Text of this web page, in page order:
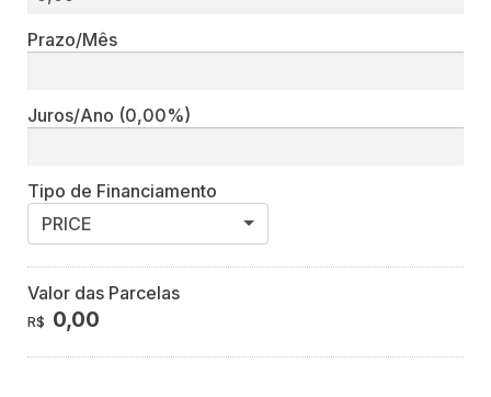
Prazo/Mês
Juros/Ano (0,00%)
Tipo de Financiamento
PRICE
Valor das Parcelas
R$ 0,00